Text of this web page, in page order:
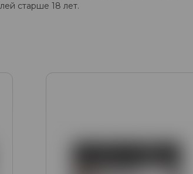
старше 18 лет.